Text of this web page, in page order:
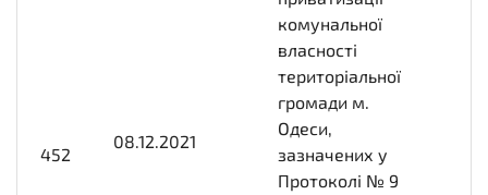
452
08.12.2021
комунальної
власності
територіальної
громади м.
Одеси,
зазначених у
Протоколі № 9